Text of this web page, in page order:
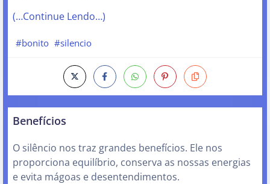
(…Continue Lendo…)
#bonito #silencio
Benefícios
O silêncio nos traz grandes benefícios. Ele nos
proporciona equilíbrio, conserva as nossas energias
e evita mágoas e desentendimentos.